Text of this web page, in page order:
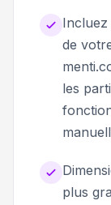
Incluez
de
les
plus